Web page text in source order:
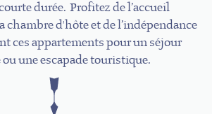
durée. Profitez de l’accueil
chambre d'hôte et de l’indépendance
ces appartements pour un séjour
ou une escapade touristique.